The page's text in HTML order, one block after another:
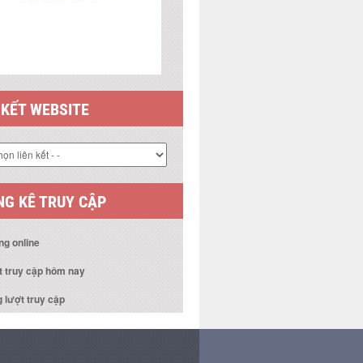
WEBSITE
KÊ TRUY CẬP
online
truy cập hôm nay
lượt truy cập